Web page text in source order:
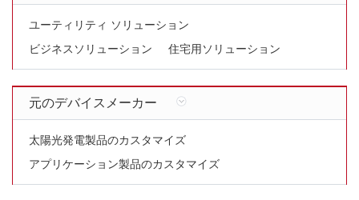
ユーティリティ ソリューション
ビジネスソリューション
住宅用ソリューション
元のデバイスメーカー
太陽光発電製品のカスタマイズ
アプリケーション製品のカスタマイズ